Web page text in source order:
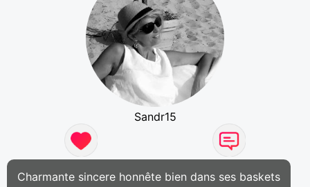
Sandr15
Charmante sincere honnête bien dans ses baskets